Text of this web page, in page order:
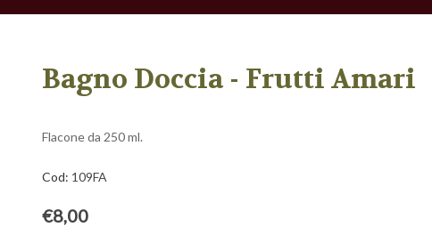
Bagno Doccia - Frutti Amari
Flacone da 250 ml.
Cod: 109FA
€8,00